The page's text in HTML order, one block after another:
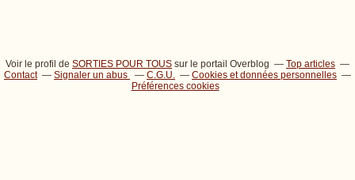
Voir le profil de SORTIES POUR TOUS sur le portail Overblog
Top articles
Contact
Signaler un abus C.G.U.
Cookies et données personnelles
Préférences cookies